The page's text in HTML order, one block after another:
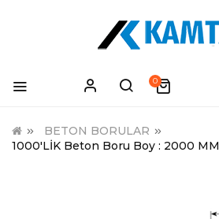
0
BETON BORULAR
1000'LİK Beton Boru Boy : 2000 MM